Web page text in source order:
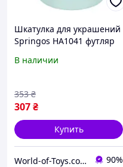
Шкатулка для украшений
Springos HA1041 футляр
В наличии
307₴
353 ₴
Купить
World-of-Toys.com.ua 90%